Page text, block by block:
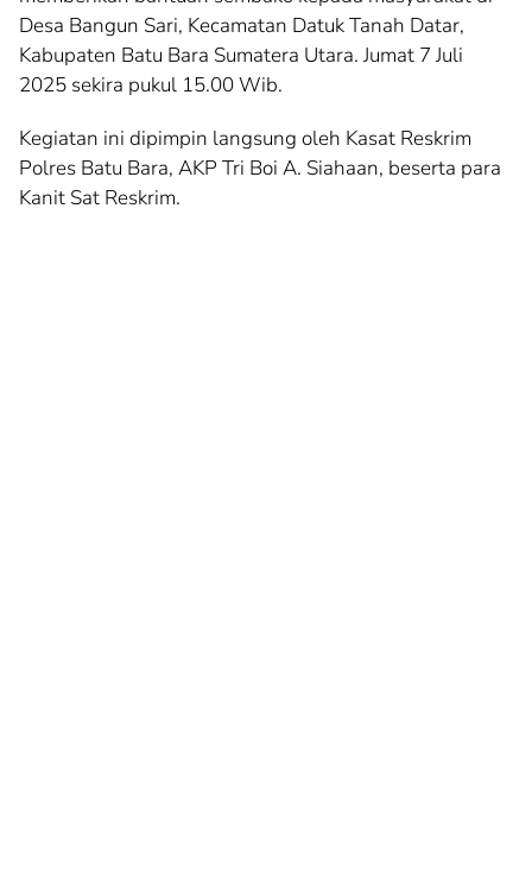
Desa Bangun Sari, Kecamatan Datuk Tanah Datar,
Kabupaten Batu Bara Sumatera Utara. Jumat 7 Juli
2025 sekira pukul 15.00 Wib.
Kegiatan ini dipimpin langsung oleh Kasat Reskrim
Polres Batu Bara, AKP Tri Boi A. Siahaan, beserta para
Kanit Sat Reskrim.